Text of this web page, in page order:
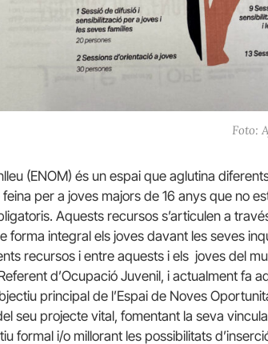
Foto:
(ENOM) és un espai que aglutina
per a joves majors de 16 anys que no
Aquests recursos s’articulen a
forma integral els joves davant les seves
recursos i entre aquests i els joves del
d’Ocupació Juvenil, i actualment fa
principal de l’Espai de Noves
seu projecte vital, fomentant la seva
formal i/o millorant les possibilitats